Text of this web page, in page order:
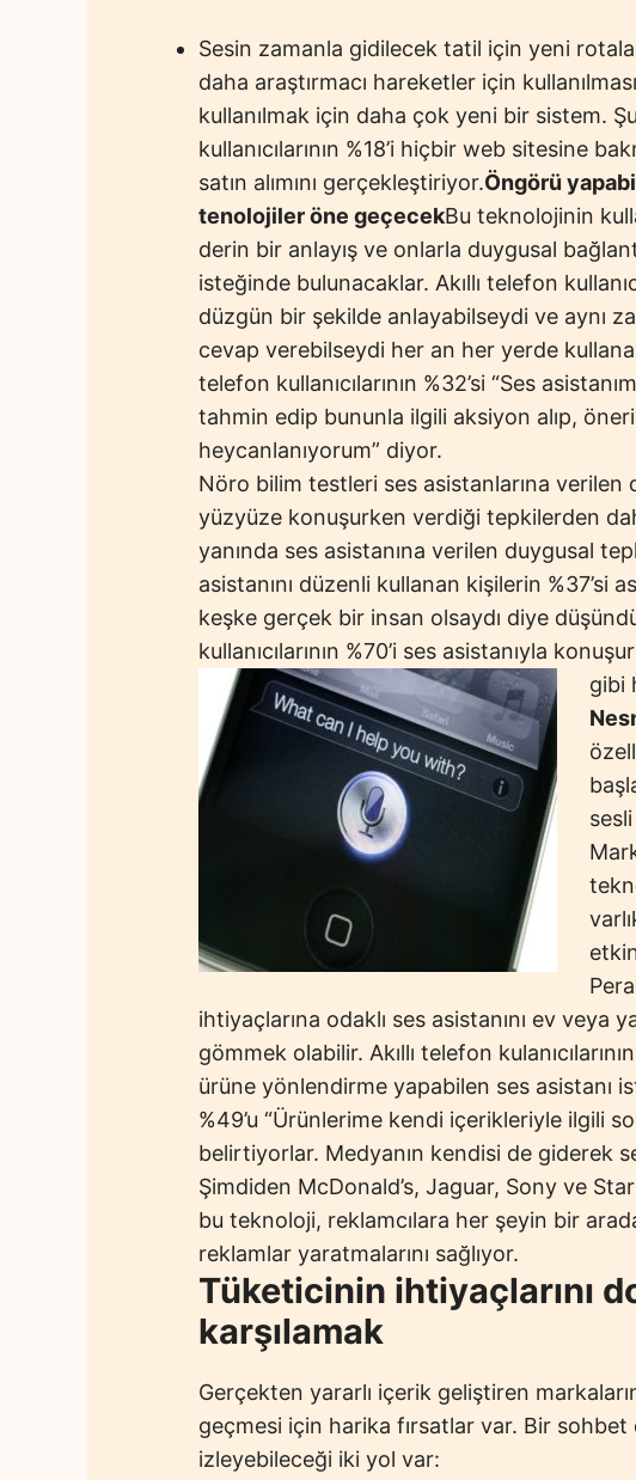
Sesin zamanla gidilecek tatil için yeni
daha araştırmacı hareketler için
kullanılmak için daha çok yeni bir sistem.
kullanıcılarının %18’i hiçbir web sitesine
satın alımını gerçekleştiriyor.Öngörü
tenolojiler öne geçecekBu teknolojinin
derin bir anlayış ve onlarla duygusal
isteğinde bulunacaklar. Akıllı telefon
düzgün bir şekilde anlayabilseydi ve aynı
cevap verebilseydi her an her yerde
telefon kullanıcılarının %32’si “Ses
tahmin edip bununla ilgili aksiyon alıp,
heycanlanıyorum” diyor.
Nöro bilim testleri ses asistanlarına
yüzyüze konuşurken verdiği tepkilerden
yanında ses asistanına verilen duygusal
asistanını düzenli kullanan kişilerin %37’si
keşke gerçek bir insan olsaydı diye
kullanıcılarının %70’i ses asistanıyla
gibi
ihtiyaçlarına odaklı ses asistanını ev veya
gömmek olabilir. Akıllı telefon
ürüne yönlendirme yapabilen ses asistanı
%49’u “Ürünlerime kendi içerikleriyle ilgili
belirtiyorlar. Medyanın kendisi de giderek
Şimdiden McDonald’s, Jaguar, Sony ve
bu teknoloji, reklamcılara her şeyin bir
reklamlar yaratmalarını sağlıyor.
Tüketicinin ihtiyaçlarını
karşılamak
Gerçekten yararlı içerik geliştiren
geçmesi için harika fırsatlar var. Bir
izleyebileceği iki yol var: